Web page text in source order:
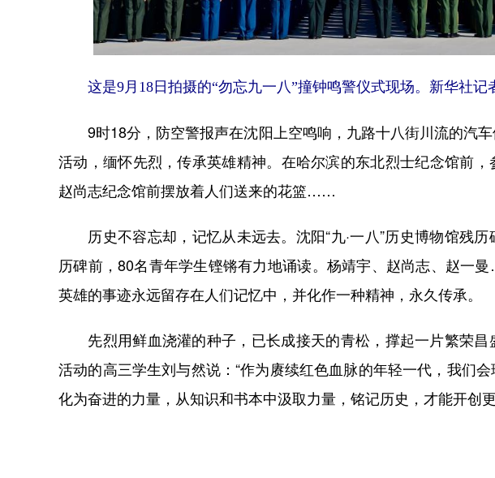
这是9月18日拍摄的“勿忘九一八”撞钟鸣警仪式现场。新华社记
9时18分，防空警报声在沈阳上空鸣响，九路十八街川流的汽车
活动，缅怀先烈，传承英雄精神。在哈尔滨的东北烈士纪念馆前，
赵尚志纪念馆前摆放着人们送来的花篮……
历史不容忘却，记忆从未远去。沈阳“九·一八”历史博物馆残历
历碑前，80名青年学生铿锵有力地诵读。杨靖宇、赵尚志、赵一
英雄的事迹永远留存在人们记忆中，并化作一种精神，永久传承。
先烈用鲜血浇灌的种子，已长成接天的青松，撑起一片繁荣昌
活动的高三学生刘与然说：“作为赓续红色血脉的年轻一代，我们
化为奋进的力量，从知识和书本中汲取力量，铭记历史，才能开创